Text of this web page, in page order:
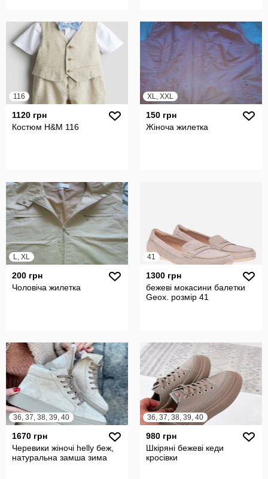
116
1120 грн
Костюм H&M 116
XL, XXL
150 грн
Жіноча жилетка
L, XL
200 грн
Чоловіча жилетка
41
1300 грн
бежеві мокасини балетки
Geox. розмір 41
36, 37, 38, 39, 40
1670 грн
Черевики жіночі helly беж,
натуральна замша зима
36, 37, 38, 39, 40
980 грн
Шкіряні бежеві кеди
кросівки